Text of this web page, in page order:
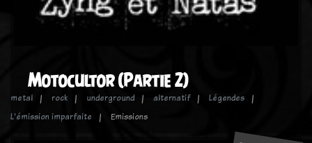
Motocultor (Partie 2)
metal rock underground alternatif
Légendes
L'émission imparfaite
Emissions